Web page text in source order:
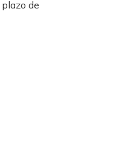
de